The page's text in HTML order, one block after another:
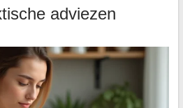
adviezen